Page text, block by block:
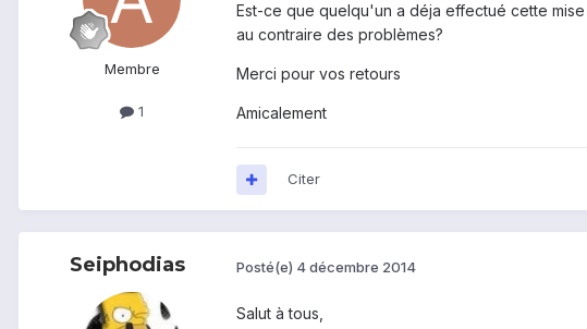
Membre
1
Est-ce que quelqu'un a déja effectué cette
au contraire des problèmes?
Merci pour vos retours
Amicalement
Citer
Seiphodias Posté(e) 4 décembre 2014
Salut à tous,